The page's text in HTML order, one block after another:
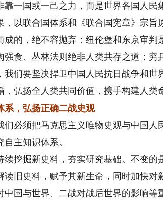
一国或一己之力，而是世界各国人民
联合国体系和《联合国宪章》宗旨
成的，绝不容抛弃；纽伦堡和东京审判
强食、丛林法则绝非人类共存之道；穷
我们要坚决捍卫中国人民抗日战争和世
，弘扬全人类共同价值，携手构建人类
，弘扬正确二战史观
须把马克思主义唯物史观与中国人
主知识体系。
掘新史料，夯实研究基础。不变的
读旧史料，赋予其新生命，同时加快对
中国与世界、二战对战后世界的影响等